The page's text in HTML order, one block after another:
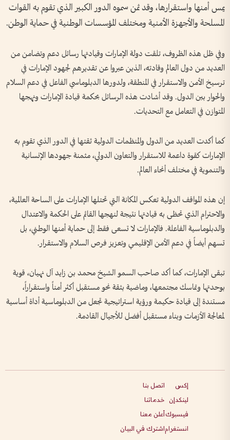
يمس أمنها واستقرارها، وقد ثمن سموه الدور الكبير الذي تقوم به القوات
المسلحة والأجهزة الأمنية ومختلف المؤسسات الوطنية في حماية الوطن.
وفي ظل هذه الظروف، تلقت دولة الإمارات وقيادتها رسائل دعم وتضامن من
العديد من دول العالم وقادته، الذين عبروا عن تقديرهم لجهود الإمارات في
ترسيخ الأمن والاستقرار في المنطقة، ولدورها الدبلوماسي الفاعل في دعم السلام
والحوار بين الدول. وقد أشادت هذه الرسائل بحكمة قيادة الإمارات ونهجها
المتوازن في التعامل مع التحديات.
كما أكدت العديد من الدول والمنظمات الدولية ثقتها في الدور الذي تقوم به
الإمارات كقوة داعمة للاستقرار والتعاون الدولي، مثمنة جهودها الإنسانية
والتنموية في مختلف أنحاء العالم.
إن هذه المواقف الدولية تعكس المكانة التي تحتلها الإمارات على الساحة العالمية،
والاحترام الذي تحظى به قيادتها نتيجة لنهجها القائم على الحكمة والاعتدال
والدبلوماسية الفاعلة. فالإمارات لا تسعى فقط إلى حماية أمنها الوطني، بل
تسهم أيضاً في دعم الأمن الإقليمي وتعزيز فرص السلام والاستقرار.
تبقى الإمارات، كما أكد صاحب السمو الشيخ محمد بن زايد آل نهيان، قوية
بوحدتها وتماسك مجتمعها، وماضية بثقة نحو مستقبل أكثر أمناً واستقراراً،
مستندة إلى قيادة حكيمة ورؤية استراتيجية تجعل من الدبلوماسية أداة أساسية
لمعالجة الأزمات وبناء مستقبل أفضل للأجيال القادمة.
إكس
لينكدإن
فيسبوك
انستغرام
اتصل بنا
خدماتنا
أعلن معنا
اشترك في البيان